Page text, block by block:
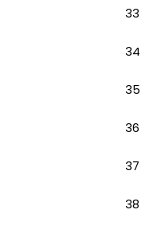
33
34
35
36
37
38